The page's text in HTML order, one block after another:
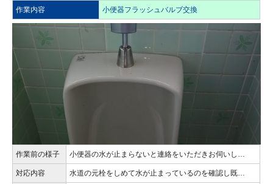
作業内容 小便器フラッシュバルブ交換
作業前の様子 小便器の水が止まらないと連絡をいただきお伺いし…
対応内容 水道の元栓をしめて水が止まっているのを確認し既…